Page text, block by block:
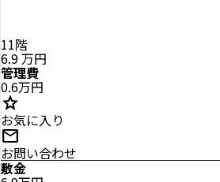
11階
6.9万円
管理費
0.6万円
star
お気に入り
mail
お問い合わせ
敷金